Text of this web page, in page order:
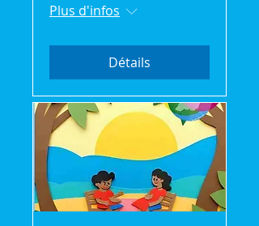
Plus d'infos
Détails